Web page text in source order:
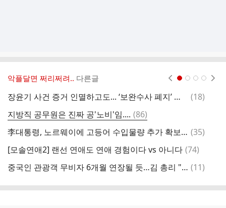
악플달면 쩌리쩌려.. 다른글
장윤기 사건 증거 인멸하고도... ‘보완수사 폐지’ 말하는 경찰
댓
(18)
지방직 공무원은 진짜 공'노비'임.... 댓
글
(86)
李대통령, 노르웨이에 고등어 수입물량 추가 확보 협조 당부 댓
(35)
[모솔연애2] 랜선 연애도 연애 경험이다 vs 아니다 댓
(74)
중국인 관광객 무비자 6개월 연장될 듯…김 총리 "12월 말까지 연장" 댓
(11)